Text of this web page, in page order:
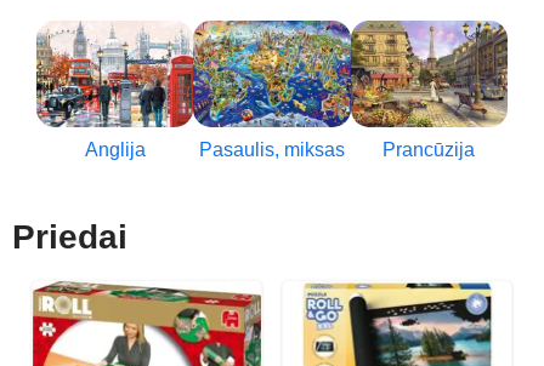
Anglija Pasaulis, miksas Prancūzija
Priedai